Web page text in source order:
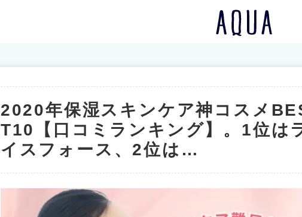
2020年保湿スキンケア神コスメ
T10【口コミランキング】。1位は
イスフォース、2位は…